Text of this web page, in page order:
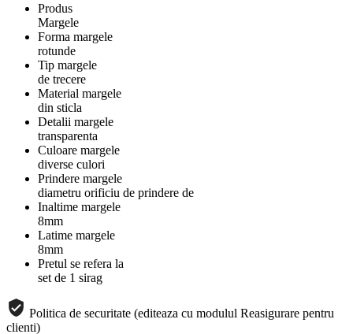
Produs
Margele
Forma margele
rotunde
Tip margele
de trecere
Material margele
din sticla
Detalii margele
transparenta
Culoare margele
diverse culori
Prindere margele
diametru orificiu de prindere de
Inaltime margele
8mm
Latime margele
8mm
Pretul se refera la
set de 1 sirag
Politica de securitate (editeaza cu modulul Reasigurare pentru
clienti)